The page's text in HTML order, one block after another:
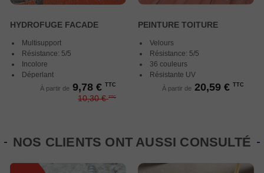
HYDROFUGE FACADE
Multisupport
Résistance: 5/5
Incolore
Déperlant
À partir de 9,78 € TTC
10,30 €TTC
PEINTURE TOITURE
Velours
Résistance: 5/5
36 couleurs
Résistante UV
À partir de 20,59 € TTC
NOS CLIENTS ONT AUSSI CONSULTÉ